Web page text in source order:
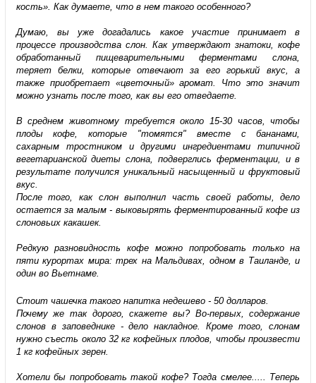
кость». Как думаете, что в нем такого особенного?
Думаю, вы уже догадались какое участие принимает в
процессе производства слон. Как утверждают знатоки, кофе
обработанный пищеварительными ферментами слона,
теряет белки, которые отвечают за его горький вкус, а
также приобретает «цветочный» аромат. Что это значит
можно узнать после того, как вы его отведаете.
В среднем животному требуется около 15-30 часов, чтобы
плоды кофе, которые "томятся" вместе с бананами,
сахарным тростником и другими ингредиентами типичной
вегетарианской диеты слона, подверглись ферментации, и в
результате получился уникальный насыщенный и фруктовый
вкус.
После того, как слон выполнил часть своей работы, дело
остается за малым - выковырять ферментированный кофе из
слоновьих какашек.
Редкую разновидность кофе можно попробовать только на
пяти курортах мира: трех на Мальдивах, одном в Таиланде, и
один во Вьетнаме.
Стоит чашечка такого напитка недешево - 50 долларов.
Почему же так дорого, скажете вы? Во-первых, содержание
слонов в заповеднике - дело накладное. Кроме того, слонам
нужно съесть около 32 кг кофейных плодов, чтобы произвести
1 кг кофейных зерен.
Хотели бы попробовать такой кофе? Тогда смелее..... Теперь